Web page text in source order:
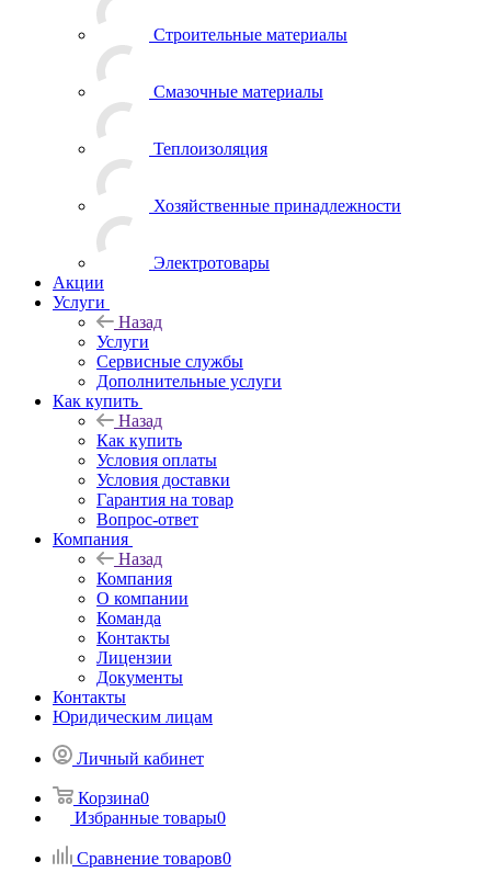
Строительные материалы
Смазочные материалы
Теплоизоляция
Хозяйственные принадлежности
Электротовары
Акции
Услуги
Назад
Услуги
Сервисные службы
Дополнительные услуги
Как купить
Назад
Как купить
Условия оплаты
Условия доставки
Гарантия на товар
Вопрос-ответ
Компания
Назад
Компания
О компании
Команда
Контакты
Лицензии
Документы
Контакты
Юридическим лицам
Личный кабинет
Корзина0
Избранные товары0
Сравнение товаров0